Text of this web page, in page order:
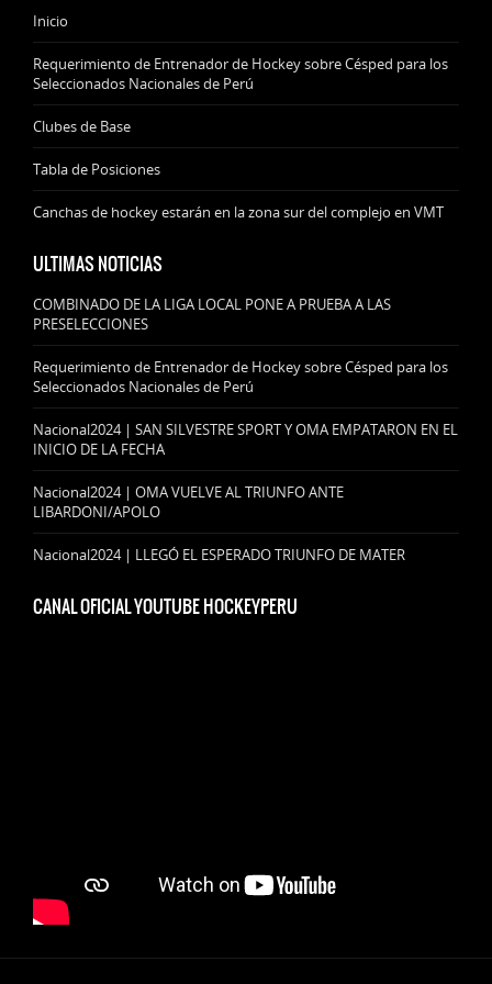
Inicio
Requerimiento de Entrenador de Hockey sobre Césped para los
Seleccionados Nacionales de Perú
Clubes de Base
Tabla de Posiciones
Canchas de hockey estarán en la zona sur del complejo en VMT
ULTIMAS NOTICIAS
COMBINADO DE LA LIGA LOCAL PONE A PRUEBA A LAS
PRESELECCIONES
Requerimiento de Entrenador de Hockey sobre Césped para los
Seleccionados Nacionales de Perú
Nacional2024 | SAN SILVESTRE SPORT Y OMA EMPATARON EN EL
INICIO DE LA FECHA
Nacional2024 | OMA VUELVE AL TRIUNFO ANTE
LIBARDONI/APOLO
Nacional2024 | LLEGÓ EL ESPERADO TRIUNFO DE MATER
CANAL OFICIAL YOUTUBE HOCKEYPERU